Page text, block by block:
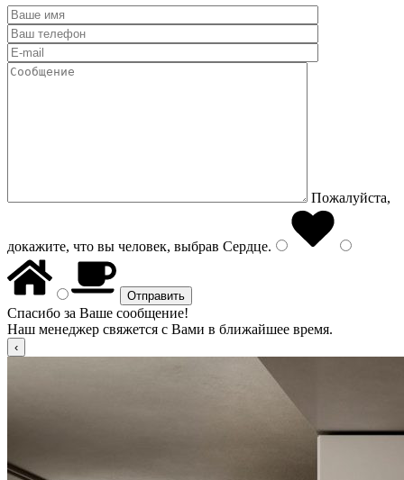
Пожалуйста,
докажите, что вы человек, выбрав Сердце.
Спасибо за Ваше сообщение!
Наш менеджер свяжется с Вами в ближайшее время.